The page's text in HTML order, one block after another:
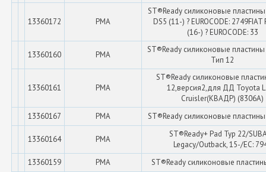
13360172 PMA
ST®Ready силиконовые пластины
DS5 (11-) ? EUROCODE:
(16-) ? EUROCODE: 33
13360160 PMA
ST®Ready силиконовые
Тип 12
13360161 PMA
ST®Ready силиконовые
12,версия2,для ДД Toyota
Сruisler(КВАДР) (8306A)
13360167
PMA ST®Ready силиконовые
13360164 PMA
ST®Ready+ Pad Typ 22/
Legacy/Outback, 15-/EC:
13360159
PMA
ST®Ready силиконовые